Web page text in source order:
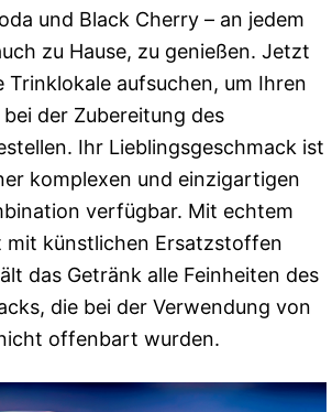
und Black Cherry – an jedem
zu Hause, zu genießen. Jetzt
Trinklokale aufsuchen, um Ihren
der Zubereitung des
Ihr Lieblingsgeschmack ist
komplexen und einzigartigen
verfügbar. Mit echtem
mit künstlichen Ersatzstoffen
das Getränk alle Feinheiten des
die bei der Verwendung von
offenbart wurden.